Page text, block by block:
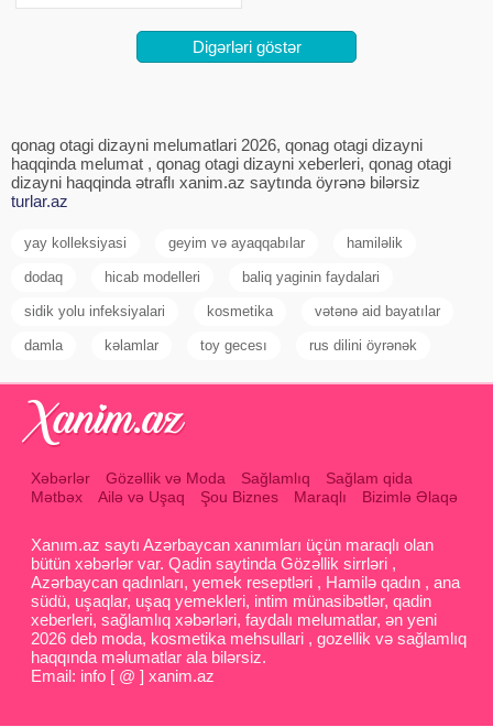
açıqlamalar verib:. "Nə qədər ki,
anam var heç kimin mənimlə işDigərləri göstər
qonag otagi dizayni melumatlari 2026, qonag otagi dizayni
haqqinda melumat , qonag otagi dizayni xeberleri, qonag otagi
dizayni haqqinda ətraflı xanim.az saytında öyrənə bilərsiz
turlar.az
yay kolleksiyasi geyim və ayaqqabılar hamiləlik
dodaq hicab modelleri baliq yaginin faydalari
sidik yolu infeksiyalari kosmetika vətənə aid bayatılar
damla kəlamlar toy gecesı rus dilini öyrənək
Xəbərlər Gözəllik və Moda Sağlamlıq
Sağlam qida
Mətbəx
Ailə və Uşaq Şou Biznes Maraqlı Bizimlə Əlaqə
Xanım.az saytı Azərbaycan xanımları üçün maraqlı olan
bütün xəbərlər var. Qadin saytinda Gözəllik sirrləri ,
Azərbaycan qadınları, yemek reseptləri , Hamilə qadın , ana
südü, uşaqlar, uşaq yemekleri, intim münasibətlər, qadin
xeberleri, sağlamlıq xəbərləri, faydalı melumatlar, ən yeni
2026 deb moda, kosmetika mehsullari , gozellik və sağlamlıq
haqqında məlumatlar ala bilərsiz.
Email: info [ @ ] xanim.az